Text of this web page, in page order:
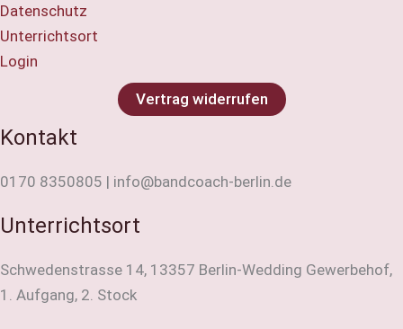
Datenschutz
Unterrichtsort
Login
Vertrag widerrufen
Kontakt
0170 8350805 | info@bandcoach-berlin.de
Unterrichtsort
Schwedenstrasse 14, 13357 Berlin-Wedding Gewerbehof,
1. Aufgang, 2. Stock